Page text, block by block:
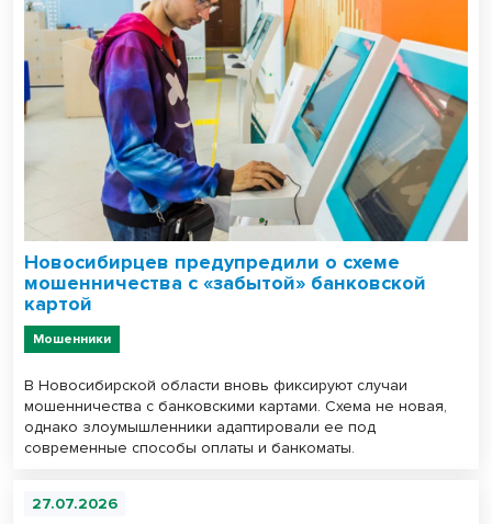
Новосибирцев предупредили о схеме
мошенничества с «забытой» банковской
картой
Мошенники
В Новосибирской области вновь фиксируют случаи
мошенничества с банковскими картами. Схема не новая,
однако злоумышленники адаптировали ее под
современные способы оплаты и банкоматы.
27.07.2026